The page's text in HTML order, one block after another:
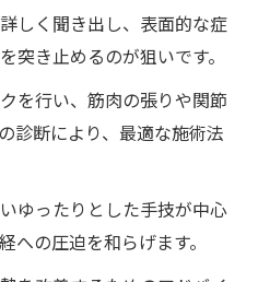
見ワイルドボディの整体
けたワイルドボディの
らす施術内容
整体施術の効果と実績
体施術がもたらす持続
しく聞き出し、表面的な症
突き止めるのが狙いです。
を行い、筋肉の張りや関節
診断により、最適な施術法
ゆったりとした手技が中心
への圧迫を和らげます。